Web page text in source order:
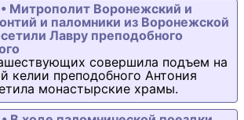
Митрополит Воронежский и
и паломники из Воронежской
Лавру преподобного
совершила подъем на
келии преподобного Антония
монастырские храмы.